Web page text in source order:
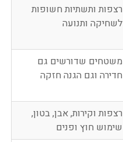
רצפות ותשתיות חשופות
לשחיקה ותנועה
משטחים שדורשים גם
חדירה וגם הגנה חזקה
רצפות וקירות, אבן, בטון,
שימוש חוץ ופנים